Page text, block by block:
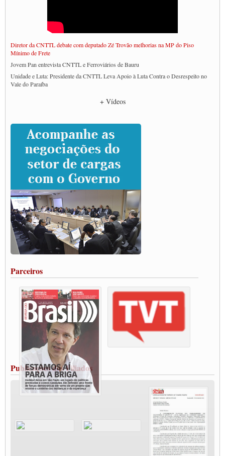
Diretor da CNTTL debate com deputado Zé Trovão melhorias na MP do Piso
Mínimo de Frete
Jovem Pan entrevista CNTTL e Ferroviários de Bauru
Unidade e Luta: Presidente da CNTTL Leva Apoio à Luta Contra o Desrespeito no
Vale do Paraíba
Caminhoneiros prometem paralisação e cobram diálogo com Lula
CNTTL e lideranças de caminhoneiros participam de debate sobre saúde nas
rodovias
Paulinho e Litti debatem política global para transporte rodoviário de cargas na
SUTCRA no Uruguai
Grande Conquista da Categoria transporte de Cargas e Caminhoneiros Autonomos
ENCONTRO INTERNACIONAL EM APOIO A CLASSE TRABALHADORA
DO BRASIL E A ELEIÇÃO 2022
Carta às Brasileiras e aos Brasileiros em Defesa do Estado Democrático de Direito
Paulinho, presidente da CNTTL, faz balanço do 3º Congresso da CNTTL
Caminhoneiros aprovam greve a partir do 1º de novembro
Rodoviários de Feira Santana fazem Assembleia para avaliar proposta de reajuste
salarial
Vacina Já: Lockdown de 24 horas dos trabalhadores em transportes está mantido,
Condutores de Guarulhos farão greve sanitária nesta terça-feira (20)
Paralisação dos Caminhoneiros na #BR285, entrocamento que liga o Mercosul ao
Rio Grande
Caminhoneiros bloqueiam duas faixas na Castello Branco e fazem protesto
Modal-Live #13 Aumento da Violência Contra Mulher e o Adoecimento da Classe
Trabalhadora em Tempos de Pandemia
MODAL-LIVE#12 POLÍTICAS PÚBLICAS DE TRANSPORTE PARA A
CLASSE TRABALHADORA E ELEIÇÕES NA PANDEMIA
MODAL-LIVE#11 POLÍTICAS PÚBLICAS DE TRANSPORTE
JUVENTUDE DO TRANSPORTE: POR QUE DEVEMOS NOS ORGANIZAR?
Fabio Primo testa positivo para Coronavírus, mas está bem de saúde
Modal-Live#9 Quais são os direitos dos trabalhador@s que contraem a Covid-19 na
Participe da Campanha Fora Bolsonaro
CNTTL e FECOOTAC apoiam Campanha de testes de COVID-19 para
+ Vídeos
Parceiros
Publicações dos Filiados